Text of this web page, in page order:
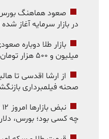
صعود هماهنگ
در بازار سرمایه آغاز
میلیون و ۵۰۰ هزار تومان شد
صحنه فیلمبرداری
چه کسی بود؛ بورس، دلار